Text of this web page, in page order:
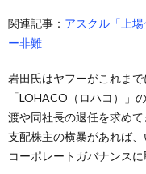
関連記事： アスクル「上
ー非難
岩田氏はヤフーがこれま
「LOHACO（ロハコ）」
渡や同社長の退任を求め
支配株主の横暴があれば
コーポレートガバナンス